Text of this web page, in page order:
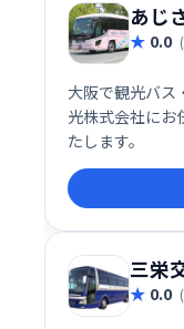
あじ
0.0
大阪で観光バス
光株式会社にお
たします。
三栄
0.0